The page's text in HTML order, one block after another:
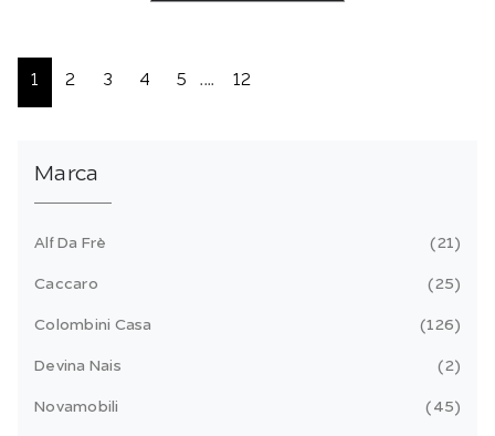
1 2 3 4 5 .... 12
Marca
Alf Da Frè 21
Caccaro 25
Colombini Casa 126
Devina Nais 2
Novamobili 45